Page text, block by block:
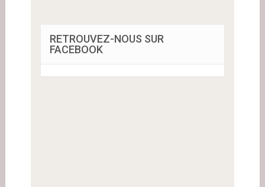
RETROUVEZ-NOUS SUR
FACEBOOK